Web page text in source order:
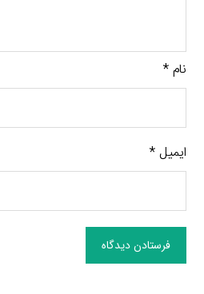
نام*
ایمیل*
فرستادن دیدگاه